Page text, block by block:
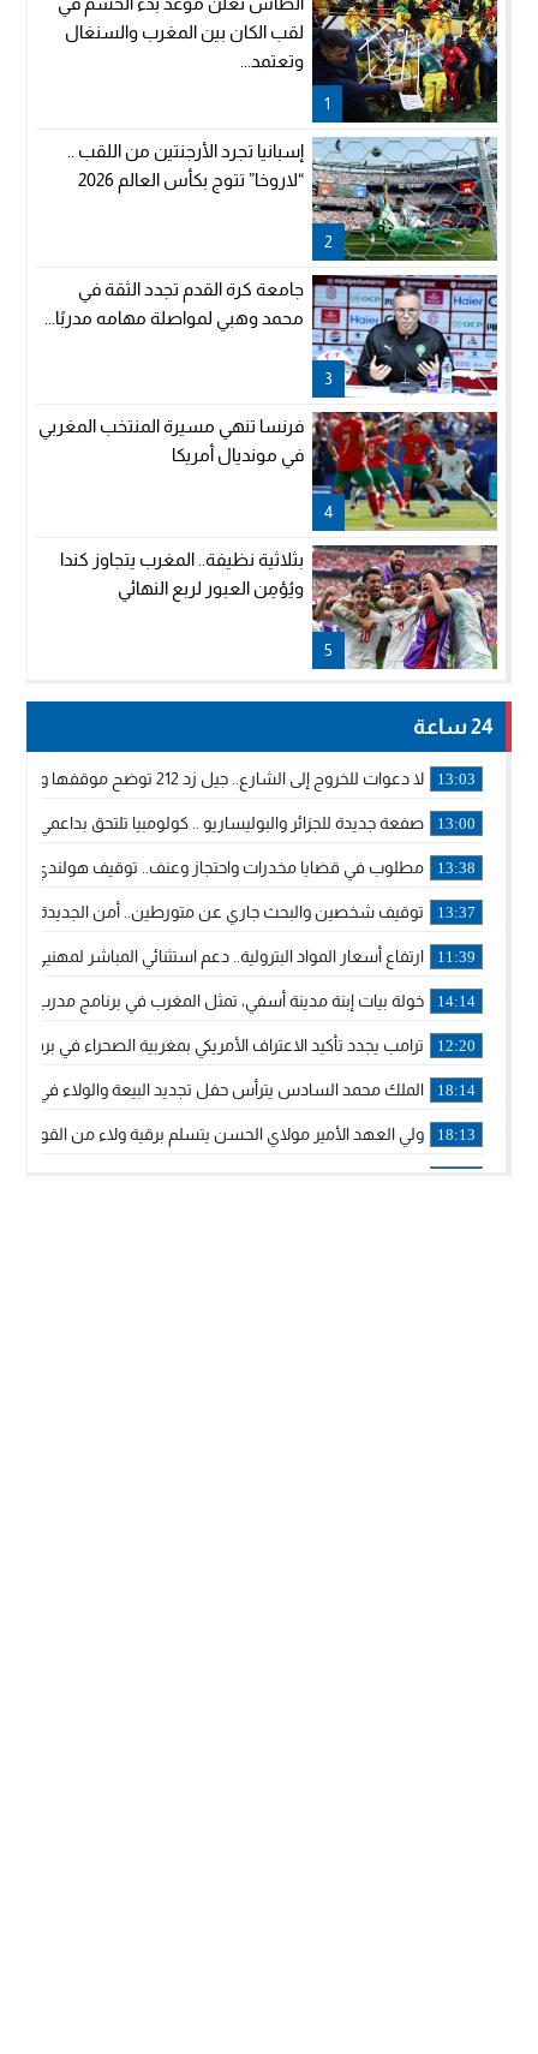
1
لقب الكان بين المغرب والسنغال
وتعتمد...
2
إسبانيا تجرد الأرجنتين من اللقب ..
“لاروخا” تتوج بكأس العالم 2026
3
جامعة كرة القدم تجدد الثقة في
محمد وهبي لمواصلة مهامه مدربًا...
4
فرنسا تنهي مسيرة المنتخب المغربي
في مونديال أمريكا
5
بثلاثية نظيفة.. المغرب يتجاوز كندا
ويُؤمِن العبور لربع النهائي
24 ساعة
13:03 لا دعوات للخروج إلى الشارع.. جيل زد 212 توضح موقفها وتؤكد أن المنشورات المنسوبة إليها لا تمثل موقفها الرسمي.
13:00 صفعة جديدة للجزائر والبوليساريو .. كولومبيا تلتحق بداعمي
13:38 مطلوب في قضايا مخدرات واحتجاز وعنف.. توقيف هولندي
13:37 توقيف شخصين والبحث جاري عن متورطين.. أمن الجديدة يفك
11:39 ارتفاع أسعار المواد البترولية.. دعم استثنائي المباشر لمهنيي
14:14 خولة بيات إبنة مدينة أسفي، تمثل المغرب في برنامج مدرب
12:20 ترامب يجدد تأكيد الاعتراف الأمريكي بمغربية الصحراء في برقية
18:14 الملك محمد السادس يترأس حفل تجديد البيعة والولاء في
18:13 ولي العهد الأمير مولاي الحسن يتسلم برقية ولاء من القوات